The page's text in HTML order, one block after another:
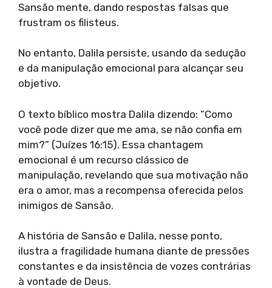
Sansão mente, dando respostas falsas que
frustram os filisteus.
No entanto, Dalila persiste, usando da sedução
e da manipulação emocional para alcançar seu
objetivo.
O texto bíblico mostra Dalila dizendo: “Como
você pode dizer que me ama, se não confia em
mim?” (Juízes 16:15). Essa chantagem
emocional é um recurso clássico de
manipulação, revelando que sua motivação não
era o amor, mas a recompensa oferecida pelos
inimigos de Sansão.
A história de Sansão e Dalila, nesse ponto,
ilustra a fragilidade humana diante de pressões
constantes e da insistência de vozes contrárias
à vontade de Deus.